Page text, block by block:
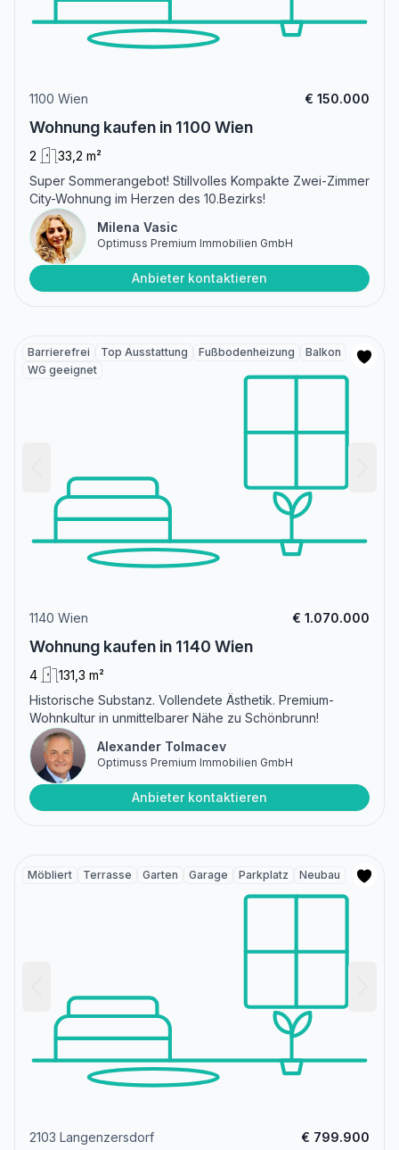
1100 Wien € 150.000
Wohnung kaufen in 1100 Wien
2
33,2 m²
Super Sommerangebot! Stillvolles Kompakte Zwei-Zimmer
City-Wohnung im Herzen des 10.Bezirks!
Milena Vasic
Optimuss Premium Immobilien GmbH
Anbieter kontaktieren
Barrierefrei Top Ausstattung Fußbodenheizung
Balkon
WG geeignet
1140 Wien € 1.070.000
Wohnung kaufen in 1140 Wien
4
131,3 m²
Historische Substanz. Vollendete Ästhetik. Premium-
Wohnkultur in unmittelbarer Nähe zu Schönbrunn!
Alexander Tolmacev
Optimuss Premium Immobilien GmbH
Anbieter kontaktieren
Möbliert Terrasse Garten Garage Parkplatz Neubau
2103 Langenzersdorf € 799.900